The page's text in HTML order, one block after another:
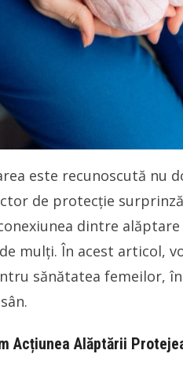
este recunoscută nu
de protecție
dintre
mulți. În acest articol,
sănătatea femeilor,
Acțiunea Alăptării